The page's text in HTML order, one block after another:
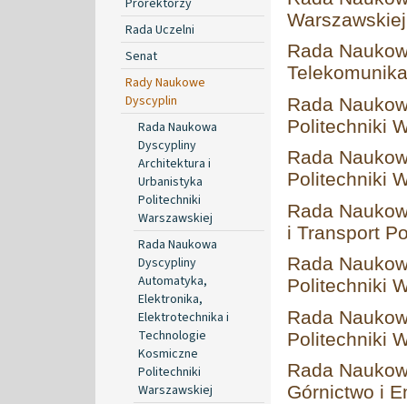
Rada Uczelni
Senat
Rady Naukowe
Dyscyplin
Rada Naukowa
Dyscypliny
Architektura i
Urbanistyka
Politechniki
Warszawskiej
Rada Naukowa
Dyscypliny
Automatyka,
Elektronika,
Elektrotechnika i
Technologie
Kosmiczne
Politechniki
Warszawskiej
Warszawskiej
Rada
Rada
Politechniki
Rada
Politechniki
Rada
i Transport
Rada
Politechniki
Rada
Politechniki
Rada
Górnictwo i